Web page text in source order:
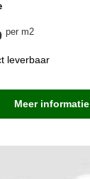
per m2
leverbaar
Meer informatie